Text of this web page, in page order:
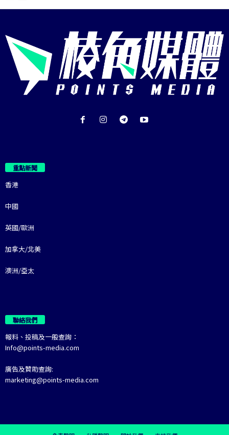
重點新聞
香港
中國
英國/歐洲
加拿大/北美
澳洲/亞太
聯絡我們
報料、投稿及一般查詢：
Info@points-media.com
廣告及贊助查詢:
marketing@points-media.com